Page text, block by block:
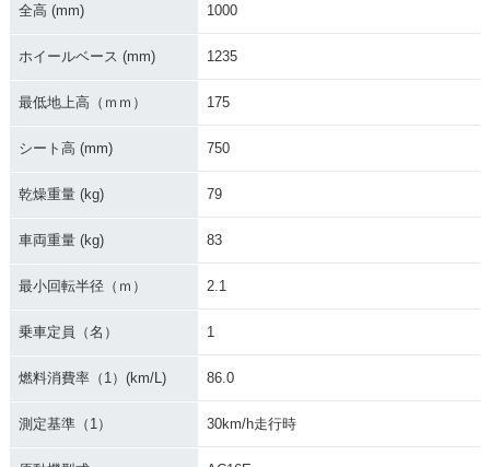
全高 (mm) 1000
ホイールベース (mm) 1235
最低地上高（ｍｍ） 175
シート高 (mm) 750
乾燥重量 (kg) 79
車両重量 (kg) 83
最小回転半径（ｍ） 2.1
乗車定員（名） 1
燃料消費率（1）(km/L) 86.0
測定基準（1） 30km/h走行時